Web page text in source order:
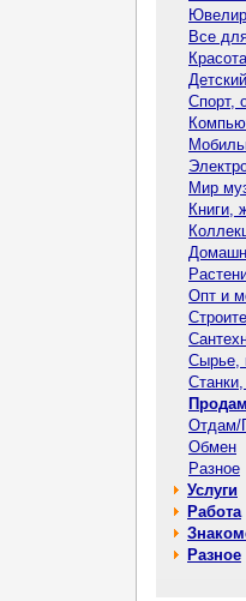
Все
Спорт,
Мир
Книги,
Опт и
Сырье,
Отдам/
Обмен
Разное
Услуги
Работа
Разное